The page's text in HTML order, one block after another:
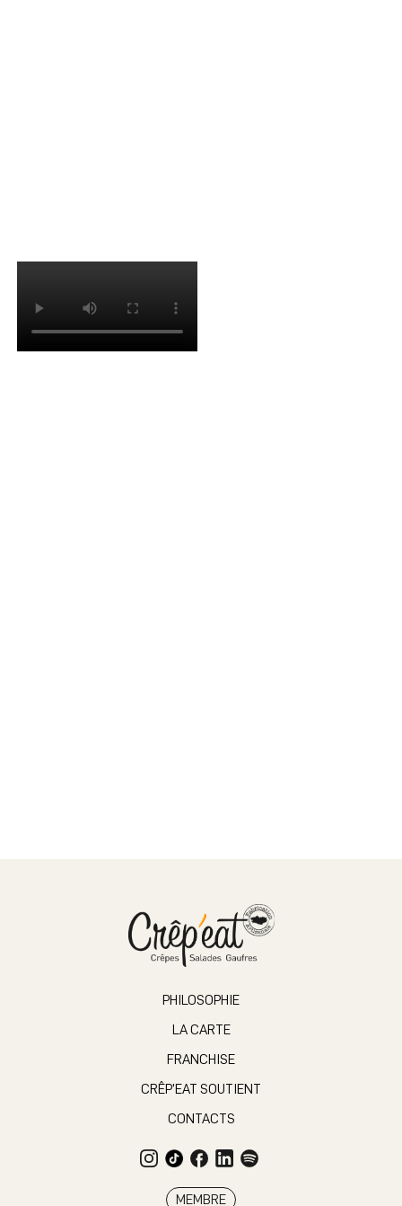
PHILOSOPHIE
LA CARTE
FRANCHISE
CRÊP’EAT SOUTIENT
CONTACTS
MEMBRE